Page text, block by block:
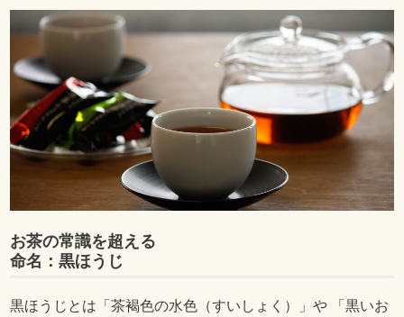
お茶の常識を超える
命名：黒ほうじ
黒ほうじとは「茶褐色の水色（すいしょく）」や 「黒いお